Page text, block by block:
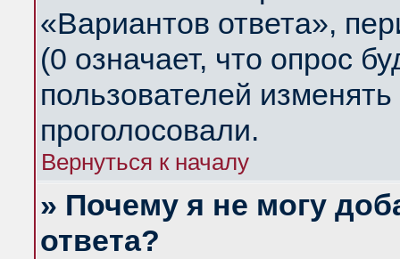
«Вариантов ответа»,
(0 означает, что опрос
пользователей
проголосовали.
Вернуться к началу
» Почему я не могу
ответа?